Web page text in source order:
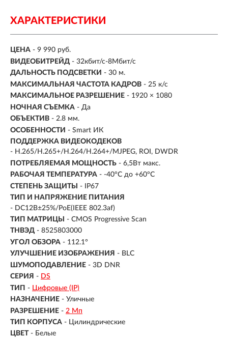
ХАРАКТЕРИСТИКИ
ЦЕНА - 9 990 руб.
ВИДЕОБИТРЕЙД - 32кбит/с-8Мбит/с
ДАЛЬНОСТЬ ПОДСВЕТКИ - 30 м.
МАКСИМАЛЬНАЯ ЧАСТОТА КАДРОВ - 25 к/с
МАКСИМАЛЬНОЕ РАЗРЕШЕНИЕ - 1920 × 1080
НОЧНАЯ СЪЕМКА - Да
ОБЪЕКТИВ - 2.8 мм.
ОСОБЕННОСТИ - Smart ИК
ПОДДЕРЖКА ВИДЕОКОДЕКОВ
- H.265/H.265+/H.264/H.264+/MJPEG, ROI, DWDR
ПОТРЕБЛЯЕМАЯ МОЩНОСТЬ - 6,5Вт макс.
РАБОЧАЯ ТЕМПЕРАТУРА - -40°C до +60°C
СТЕПЕНЬ ЗАЩИТЫ
- IP67
ТИП И НАПРЯЖЕНИЕ ПИТАНИЯ
- DC12В±25%/PoE(IEEE 802.3af)
ТИП МАТРИЦЫ
- CMOS Progressive Scan
ТНВЭД - 8525803000
УГОЛ ОБЗОРА - 112.1°
УЛУЧШЕНИЕ ИЗОБРАЖЕНИЯ - BLC
ШУМОПОДАВЛЕНИЕ - 3D DNR
СЕРИЯ - DS
ТИП - Цифровые (IP)
НАЗНАЧЕНИЕ - Уличные
РАЗРЕШЕНИЕ - 2 Мп
ТИП КОРПУСА - Цилиндрические
ЦВЕТ - Белые